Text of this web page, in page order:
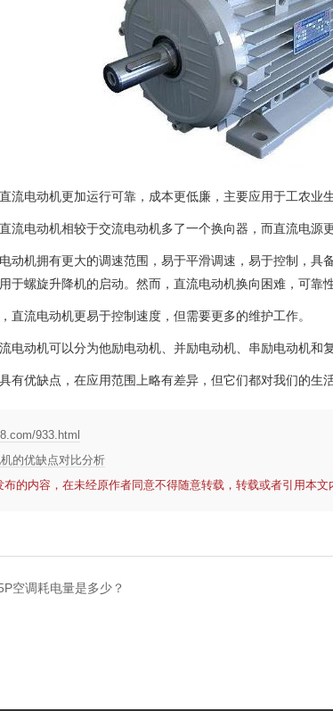
流电动机更加运行可靠，成本更低廉，主要应用于工农业生
流电动机相较于交流电动机多了一个换向器，而直流电源
动机拥有更大的调速范围，易于平滑调速，易于控制，具
于螺旋升降机的启动。然而，直流电动机换向困难，可靠性
直流电动机更易于控制速度，但需要更多的维护工作。
电动机可以分为他励电动机、并励电动机、串励电动机和
有优缺点，在应用范围上略有差异，但它们都对我们的生活
933.html
的优缺点对比分析
的内容，在未经原作者同意不得随意转载，转载或者引用本文
空调耗电量是多少？